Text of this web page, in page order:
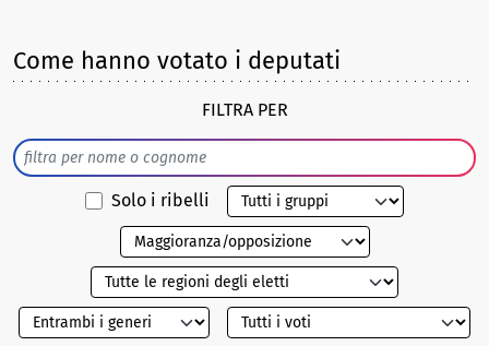
Come hanno votato i deputati
FILTRA PER
Solo i ribelli